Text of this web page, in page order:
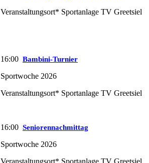
Veranstaltungsort* Sportanlage TV Greetsiel
16:00 Bambini-Turnier
Sportwoche 2026
Veranstaltungsort* Sportanlage TV Greetsiel
16:00 Seniorennachmittag
Sportwoche 2026